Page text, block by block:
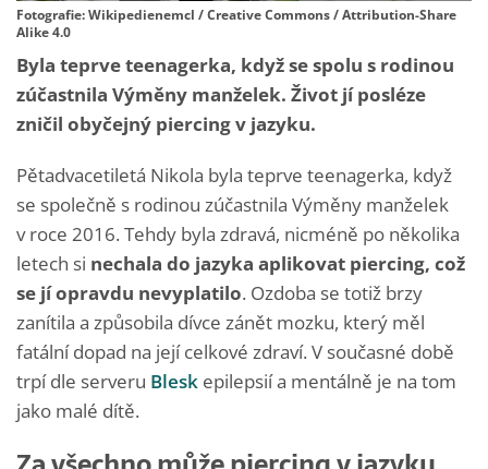
Fotografie: Wikipedienemcl / Creative Commons / Attribution-Share
Alike 4.0
Byla teprve teenagerka, když se spolu s rodinou
zúčastnila Výměny manželek. Život jí posléze
zničil obyčejný piercing v jazyku.
Pětadvacetiletá Nikola byla teprve teenagerka, když
se společně s rodinou zúčastnila Výměny manželek
v roce 2016. Tehdy byla zdravá, nicméně po několika
letech si nechala do jazyka aplikovat piercing, což
se jí opravdu nevyplatilo. Ozdoba se totiž brzy
zanítila a způsobila dívce zánět mozku, který měl
fatální dopad na její celkové zdraví. V současné době
trpí dle serveru Blesk epilepsií a mentálně je na tom
jako malé dítě.